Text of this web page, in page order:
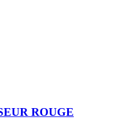
ROUGE